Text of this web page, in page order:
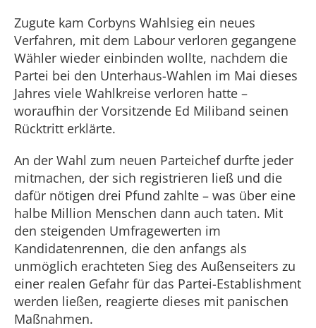
Zugute kam Corbyns Wahlsieg ein neues
Verfahren, mit dem Labour verloren gegangene
Wähler wieder einbinden wollte, nachdem die
Partei bei den Unterhaus-Wahlen im Mai dieses
Jahres viele Wahlkreise verloren hatte –
woraufhin der Vorsitzende Ed Miliband seinen
Rücktritt erklärte.
An der Wahl zum neuen Parteichef durfte jeder
mitmachen, der sich registrieren ließ und die
dafür nötigen drei Pfund zahlte – was über eine
halbe Million Menschen dann auch taten. Mit
den steigenden Umfragewerten im
Kandidatenrennen, die den anfangs als
unmöglich erachteten Sieg des Außenseiters zu
einer realen Gefahr für das Partei-Establishment
werden ließen, reagierte dieses mit panischen
Maßnahmen.